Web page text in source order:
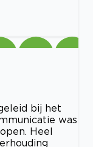
bij het
was
Heel